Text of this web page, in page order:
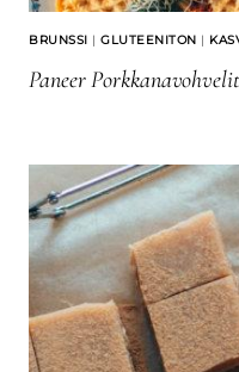
BRUNSSI | GLUTEENITON |
Paneer